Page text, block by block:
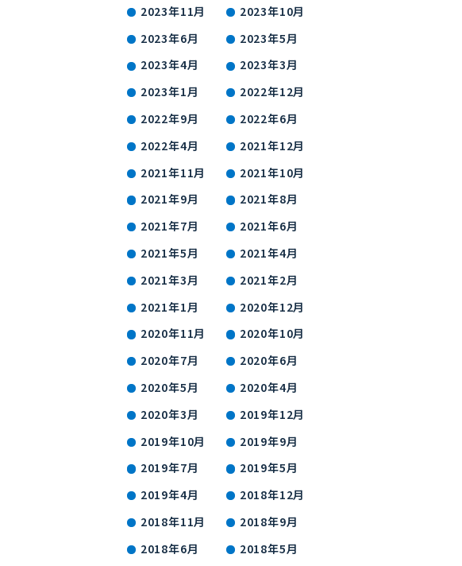
2023年11月
2023年10月
2023年6月
2023年5月
2023年4月
2023年3月
2023年1月
2022年12月
2022年9月
2022年6月
2022年4月
2021年12月
2021年11月
2021年10月
2021年9月
2021年8月
2021年7月
2021年6月
2021年5月
2021年4月
2021年3月
2021年2月
2021年1月
2020年12月
2020年11月
2020年10月
2020年7月
2020年6月
2020年5月
2020年4月
2020年3月
2019年12月
2019年10月
2019年9月
2019年7月
2019年5月
2019年4月
2018年12月
2018年11月
2018年9月
2018年6月
2018年5月